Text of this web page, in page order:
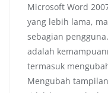
Microsoft Word
yang lebih lama,
sebagian
adalah
termasuk
Mengubah